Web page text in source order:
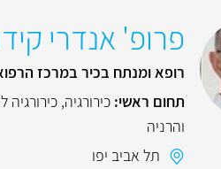
פרופ' אנדרי
רופא ומנתח בכיר במרכז
תחום ראשי: כירורגיה, כירורגיה
והרניה
תל אביב יפו